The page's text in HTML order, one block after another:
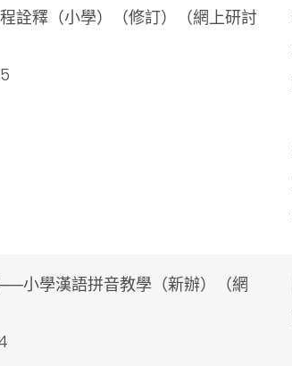
詮釋（小學）（修訂）（網上研討
小學漢語拼音教學（新辦）（網